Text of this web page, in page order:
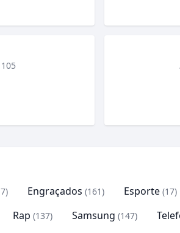
105
Engraçados (161) Esporte (17)
Rap (137) Samsung (147)